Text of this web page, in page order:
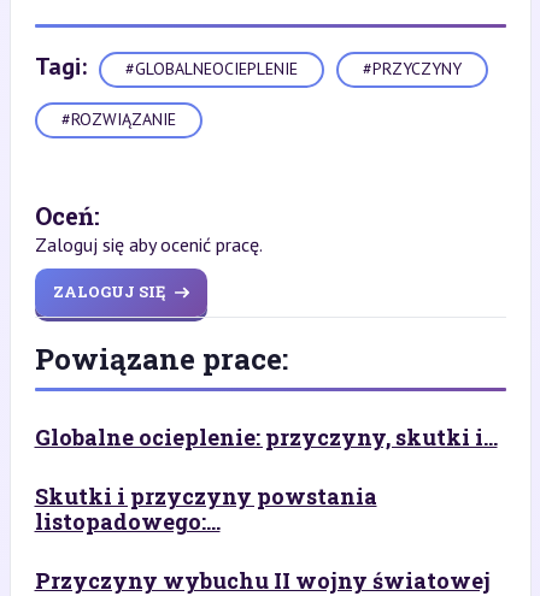
Tagi: #GLOBALNEOCIEPLENIE #PRZYCZYNY
#ROZWIĄZANIE
Oceń:
Zaloguj się aby ocenić pracę.
ZALOGUJ SIĘ
Powiązane prace:
Globalne ocieplenie: przyczyny, skutki i...
Skutki i przyczyny powstania
listopadowego:...
Przyczyny wybuchu II wojny światowej